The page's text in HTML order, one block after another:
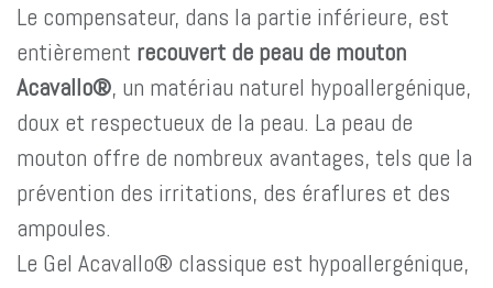
Le compensateur, dans la partie inférieure, est
entièrement recouvert de peau de mouton
Acavallo®, un matériau naturel hypoallergénique,
doux et respectueux de la peau. La peau de
mouton offre de nombreux avantages, tels que la
prévention des irritations, des éraflures et des
ampoules.
Le Gel Acavallo® classique est hypoallergénique,